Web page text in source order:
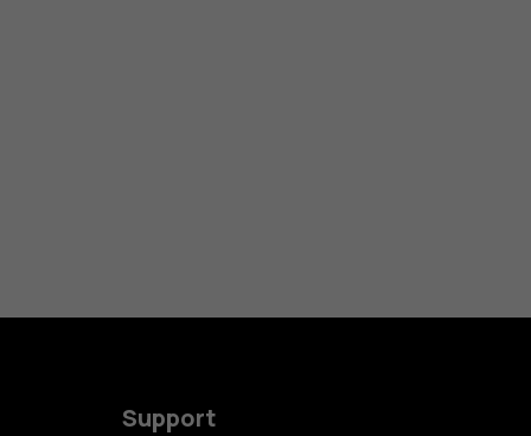
Support